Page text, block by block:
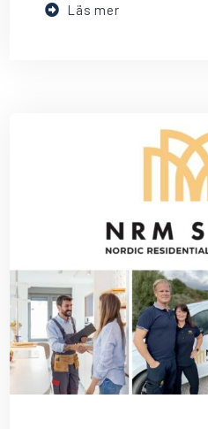
Läs mer